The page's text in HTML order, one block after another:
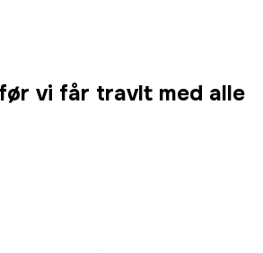
vi får travlt med alle